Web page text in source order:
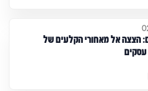
הצצה אל מאחורי הקלעים של
עסקים